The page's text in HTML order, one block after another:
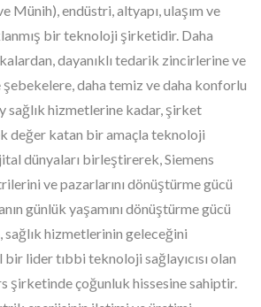
Münih), endüstri, altyapı, ulaşım ve
bir teknoloji şirketidir. Daha
dayanıklı tedarik zincirlerine ve
şebekelere, daha temiz ve daha konforlu
sağlık hizmetlerine kadar, şirket
değer katan bir amaçla teknoloji
dünyaları birleştirerek, Siemens
ve pazarlarını dönüştürme gücü
günlük yaşamını dönüştürme gücü
sağlık hizmetlerinin geleceğini
lider tıbbi teknoloji sağlayıcısı olan
şirketinde çoğunluk hissesine sahiptir.